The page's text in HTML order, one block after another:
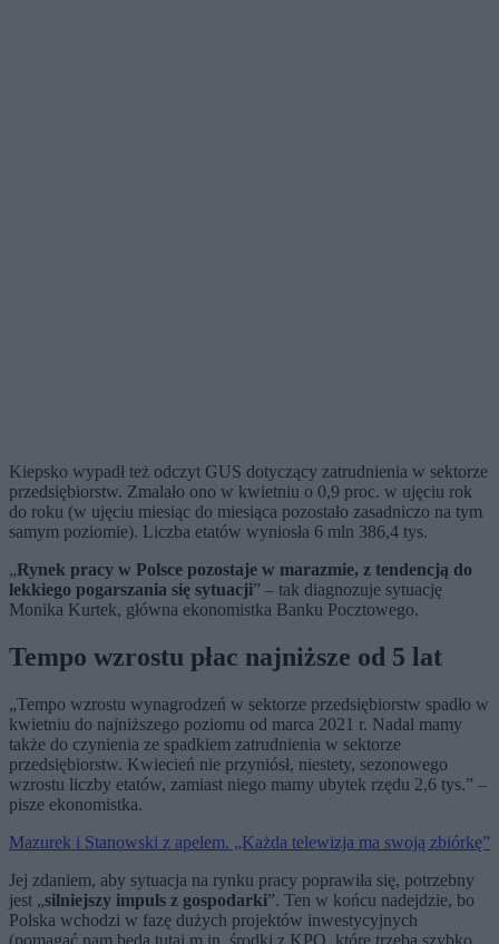
Kiepsko wypadł też odczyt GUS dotyczący zatrudnienia w sektorze
przedsiębiorstw. Zmalało ono w kwietniu o 0,9 proc. w ujęciu rok
do roku (w ujęciu miesiąc do miesiąca pozostało zasadniczo na tym
samym poziomie). Liczba etatów wyniosła 6 mln 386,4 tys.
„Rynek pracy w Polsce pozostaje w marazmie, z tendencją do
lekkiego pogarszania się sytuacji” – tak diagnozuje sytuację
Monika Kurtek, główna ekonomistka Banku Pocztowego.
Tempo wzrostu płac najniższe od 5 lat
„Tempo wzrostu wynagrodzeń w sektorze przedsiębiorstw spadło w
kwietniu do najniższego poziomu od marca 2021 r. Nadal mamy
także do czynienia ze spadkiem zatrudnienia w sektorze
przedsiębiorstw. Kwiecień nie przyniósł, niestety, sezonowego
wzrostu liczby etatów, zamiast niego mamy ubytek rzędu 2,6 tys.” –
pisze ekonomistka.
Mazurek i Stanowski z apelem. „Każda telewizja ma swoją zbiórkę”
Jej zdaniem, aby sytuacja na rynku pracy poprawiła się, potrzebny
jest „silniejszy impuls z gospodarki”. Ten w końcu nadejdzie, bo
Polska wchodzi w fazę dużych projektów inwestycyjnych
(pomagać nam będą tutaj m.in. środki z KPO, które trzeba szybko